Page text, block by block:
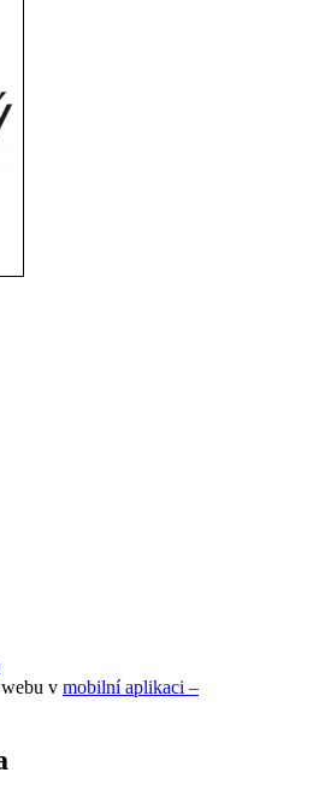
v mobilní aplikaci –